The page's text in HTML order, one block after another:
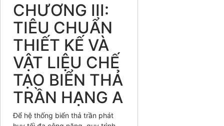
CHƯƠNG III:
TIÊU CHUẨN
THIẾT KẾ VÀ
VẬT LIỆU CHẾ
TẠO BIỂN THẢ
TRẦN HẠNG A
Để hệ thống biển thả trần phát